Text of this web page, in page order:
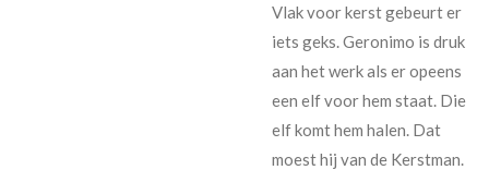
Vlak voor kerst gebeurt er
iets geks. Geronimo is druk
aan het werk als er opeens
een elf voor hem staat. Die
elf komt hem halen. Dat
moest hij van de Kerstman.